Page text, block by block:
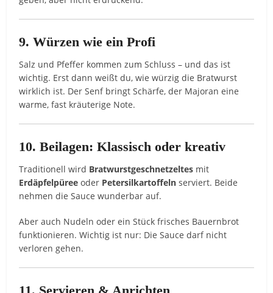
9. Würzen wie ein Profi
Salz und Pfeffer kommen zum Schluss – und das ist
wichtig. Erst dann weißt du, wie würzig die Bratwurst
wirklich ist. Der Senf bringt Schärfe, der Majoran eine
warme, fast kräuterige Note.
10. Beilagen: Klassisch oder kreativ
Traditionell wird Bratwurstgeschnetzeltes mit
Erdäpfelpüree oder Petersilkartoffeln serviert. Beide
nehmen die Sauce wunderbar auf.
Aber auch Nudeln oder ein Stück frisches Bauernbrot
funktionieren. Wichtig ist nur: Die Sauce darf nicht
verloren gehen.